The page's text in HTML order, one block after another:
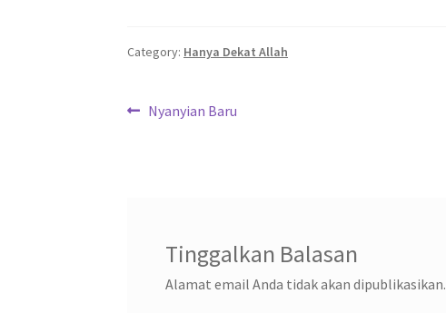
o
k
er sA
p
a
Category: Hanya Dekat Allah
Navigasi
Previous
Nyanyian Baru
Tinggalkan Balasan
Alamat email Anda tidak akan dipublikasikan.